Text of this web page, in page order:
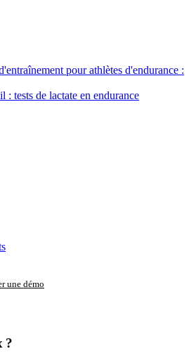
pour athlètes d'endurance :
: tests de lactate en endurance
une démo
?